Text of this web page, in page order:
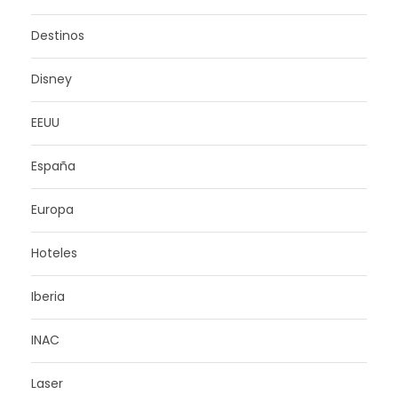
Destinos
Disney
EEUU
España
Europa
Hoteles
Iberia
INAC
Laser